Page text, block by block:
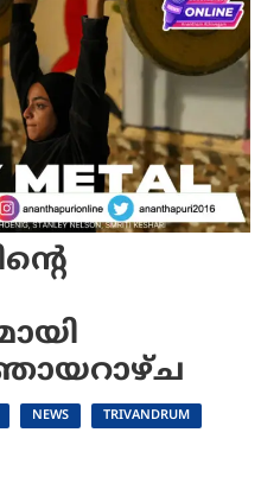
ഞായറാഴ്ച
NEWS TRIVANDRUM